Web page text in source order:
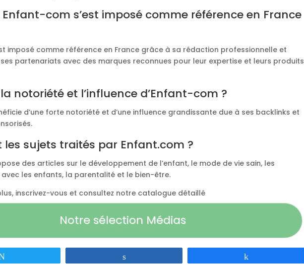
com s’est imposé comme référence en France
imposé comme référence en France grâce à sa rédaction professionnelle et
ses partenariats avec des marques reconnues pour leur expertise et leurs produits
notoriété et l’influence d’Enfant-com ?
d’une forte notoriété et d’une influence grandissante due à ses backlinks et
les sujets traités par Enfant.com ?
des articles sur le développement de l’enfant, le mode de vie sain, les
les enfants, la parentalité et le bien-être.
inscrivez-vous et consultez notre catalogue détaillé
Notre sélection Médias